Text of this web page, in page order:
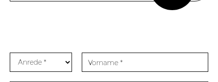
Anrede
*
Vorname
*